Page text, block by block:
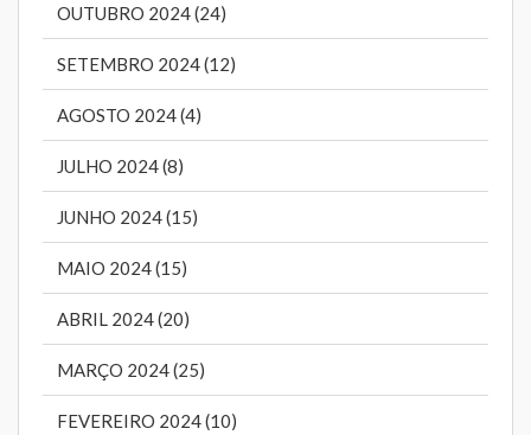
OUTUBRO 2024 (24)
SETEMBRO 2024 (12)
AGOSTO 2024 (4)
JULHO 2024 (8)
JUNHO 2024 (15)
MAIO 2024 (15)
ABRIL 2024 (20)
MARÇO 2024 (25)
FEVEREIRO 2024 (10)